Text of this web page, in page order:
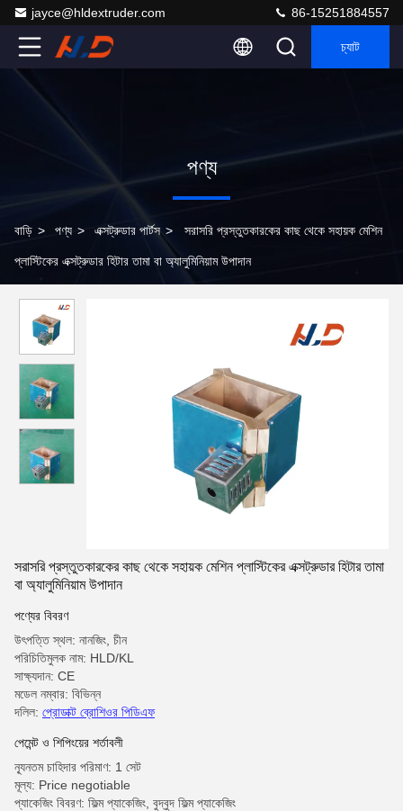
jayce@hldextruder.com 86-15251884557
চ্যাট
পণ্য
বাড়ি > পণ্য > এক্সট্রুডার পার্টস > সরাসরি প্রস্তুতকারকের কাছ থেকে সহায়ক মেশিন
প্লাস্টিকের এক্সট্রুডার হিটার তামা বা অ্যালুমিনিয়াম উপাদান
সরাসরি প্রস্তুতকারকের কাছ থেকে সহায়ক মেশিন প্লাস্টিকের এক্সট্রুডার হিটার তামা
বা অ্যালুমিনিয়াম উপাদান
পণ্যের বিবরণ
উৎপত্তি স্থল: নানজিং, চীন
পরিচিতিমুলক নাম: HLD/KL
সাক্ষ্যদান: CE
মডেল নম্বার: বিভিন্ন
দলিল: প্রোডাক্ট ব্রোশিওর পিডিএফ
পেমেন্ট ও শিপিংয়ের শর্তাবলী
ন্যূনতম চাহিদার পরিমাণ: 1 সেট
মূল্য: Price negotiable
প্যাকেজিং বিবরণ: ফিল্ম প্যাকেজিং, বুদ্বুদ ফিল্ম প্যাকেজিং